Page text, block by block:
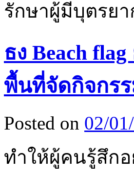
รักษาผู้มีบุตรยา
ธง Beach
พื้นที่จัดกิจกร
Posted on 02/
ทำให้ผู้คนรู้สึก